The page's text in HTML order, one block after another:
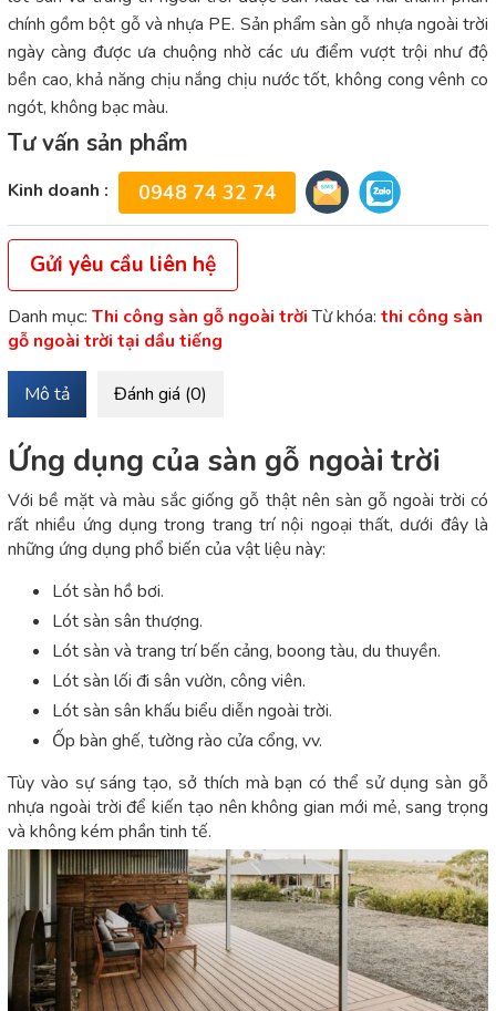
chính gồm bột gỗ và nhựa PE. Sản phẩm sàn gỗ nhựa ngoài trời
ngày càng được ưa chuộng nhờ các ưu điểm vượt trội như độ
bền cao, khả năng chịu nắng chịu nước tốt, không cong vênh co
ngót, không bạc màu.
Tư vấn sản phẩm
Kinh doanh : 0948 74 32 74
Gửi yêu cầu liên hệ
Danh mục: Thi công sàn gỗ ngoài trời Từ khóa: thi công sàn
gỗ ngoài trời tại dầu tiếng
Mô tả Đánh giá (0)
Ứng dụng của sàn gỗ ngoài trời
Với bề mặt và màu sắc giống gỗ thật nên sàn gỗ ngoài trời có
rất nhiều ứng dụng trong trang trí nội ngoại thất, dưới đây là
những ứng dụng phổ biến của vật liệu này:
Lót sàn hồ bơi.
Lót sàn sân thượng.
Lót sàn và trang trí bến cảng, boong tàu, du thuyền.
Lót sàn lối đi sân vườn, công viên.
Lót sàn sân khấu biểu diễn ngoài trời.
Ốp bàn ghế, tường rào cửa cổng, vv.
Tùy vào sự sáng tạo, sở thích mà bạn có thể sử dụng sàn gỗ
nhựa ngoài trời để kiến tạo nên không gian mới mẻ, sang trọng
và không kém phần tinh tế.